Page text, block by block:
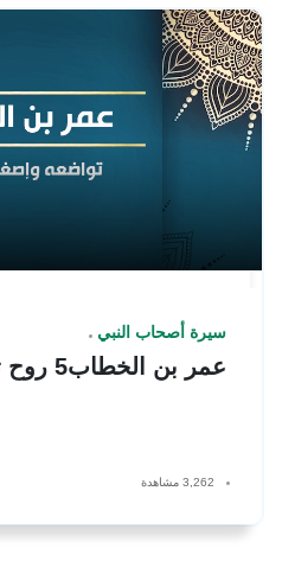
سيرة أصحاب النبي
عمر بن الخطاب5 روح تتجرد للحق
3,262 مشاهدة